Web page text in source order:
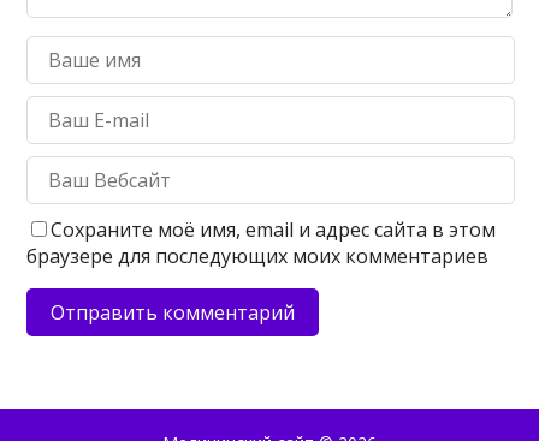
Сохраните моё имя, email и адрес сайта в этом
браузере для последующих моих комментариев